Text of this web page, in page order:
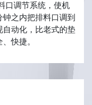
口调节系统，使机
之内把排料口调到
自动化，比老式的垫
快捷。